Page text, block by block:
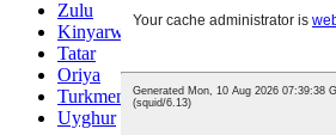
Zulu
Kinyarwanda
Tatar
Oriya
Turkmen
Uyghur